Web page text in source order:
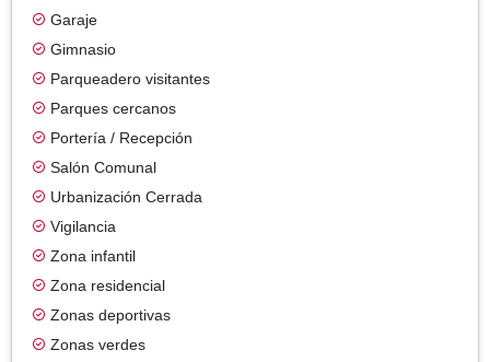
Garaje
Gimnasio
Parqueadero visitantes
Parques cercanos
Portería / Recepción
Salón Comunal
Urbanización Cerrada
Vigilancia
Zona infantil
Zona residencial
Zonas deportivas
Zonas verdes